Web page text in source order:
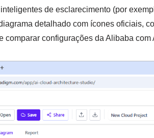
de esclarecimento (por
detalhado com ícones oficiais,
comparar configurações da Alibaba